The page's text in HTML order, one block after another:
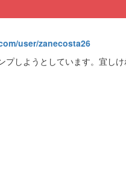
user/zanecosta26
プしようとしています。宜し